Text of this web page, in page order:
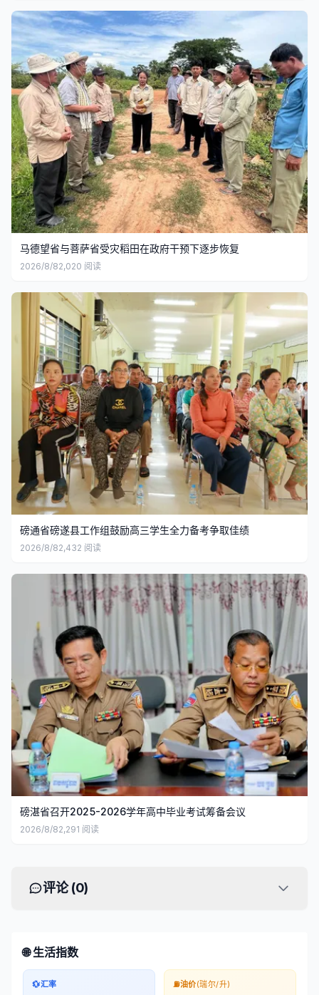
马德望省与菩萨省受灾稻田在政府干预下逐步恢复
2026/8/82,020 阅读
磅通省磅遂县工作组鼓励高三学生全力备考争取佳绩
2026/8/82,432 阅读
磅湛省召开2025-2026学年高中毕业考试筹备会议
2026/8/82,291 阅读
评论 (0)
🌐 生活指数
💱汇率 ⛽油价(瑞尔/升)